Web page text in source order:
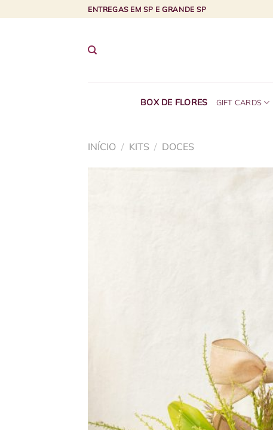
to
ENTREGAS EM SP E GRANDE SP
BOX DE FLORES GIFT CARDS
INÍCIO / KITS / DOCES